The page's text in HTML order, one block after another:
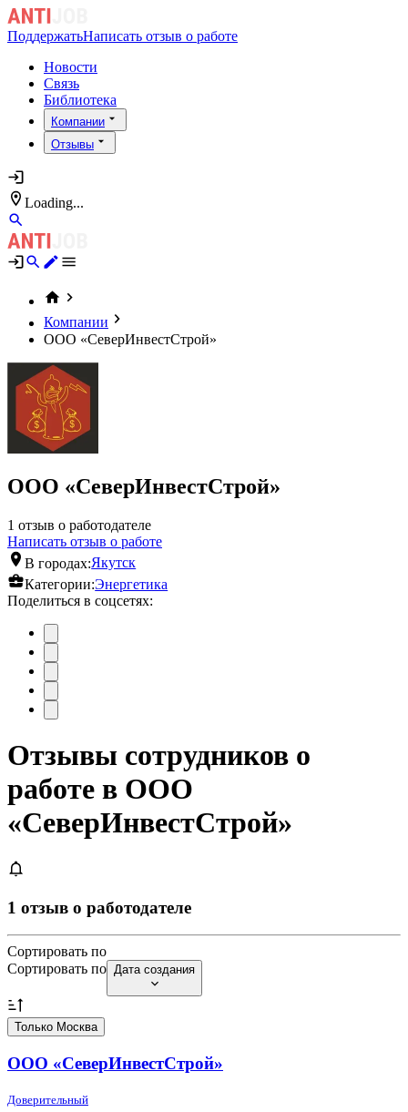
ПоддержатьНаписать отзыв о работе
Новости
Связь
Библиотека
Компании
Отзывы
Loading...
Компании
ООО «СеверИнвестСтрой»
ООО «СеверИнвестСтрой»
1 отзыв о работодателе
Написать отзыв о работе
В городах:Якутск
Категории:Энергетика
Поделиться в соцсетях:
Отзывы сотрудников о
работе в ООО
«СеверИнвестСтрой»
1 отзыв о работодателе
Сортировать по
Сортировать по Дата создания
Только Москва
ООО «СеверИнвестСтрой»
Доверительный